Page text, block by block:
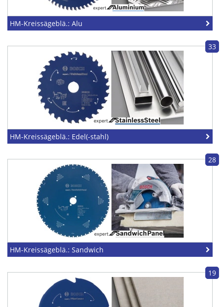
HM-Kreissägeblä.: Alu
33
HM-Kreissägeblä.: Edel(-stahl)
28
HM-Kreissägeblä.: Sandwich
19